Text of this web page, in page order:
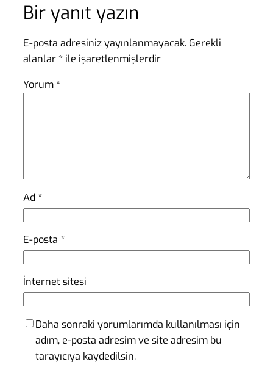
Bir yanıt yazın
E-posta adresiniz yayınlanmayacak. Gerekli
alanlar * ile işaretlenmişlerdir
Yorum *
Ad *
E-posta *
İnternet sitesi
Daha sonraki yorumlarımda kullanılması için
adım, e-posta adresim ve site adresim bu
tarayıcıya kaydedilsin.